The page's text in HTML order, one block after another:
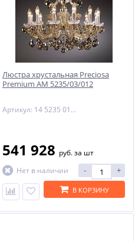
Люстра хрустальная Preciosa
Premium AM 5235/03/012
Артикул: 14 5235 012 90 11 01 70
541 928 руб.за шт
Нет в наличии
- +
В КОРЗИНУ